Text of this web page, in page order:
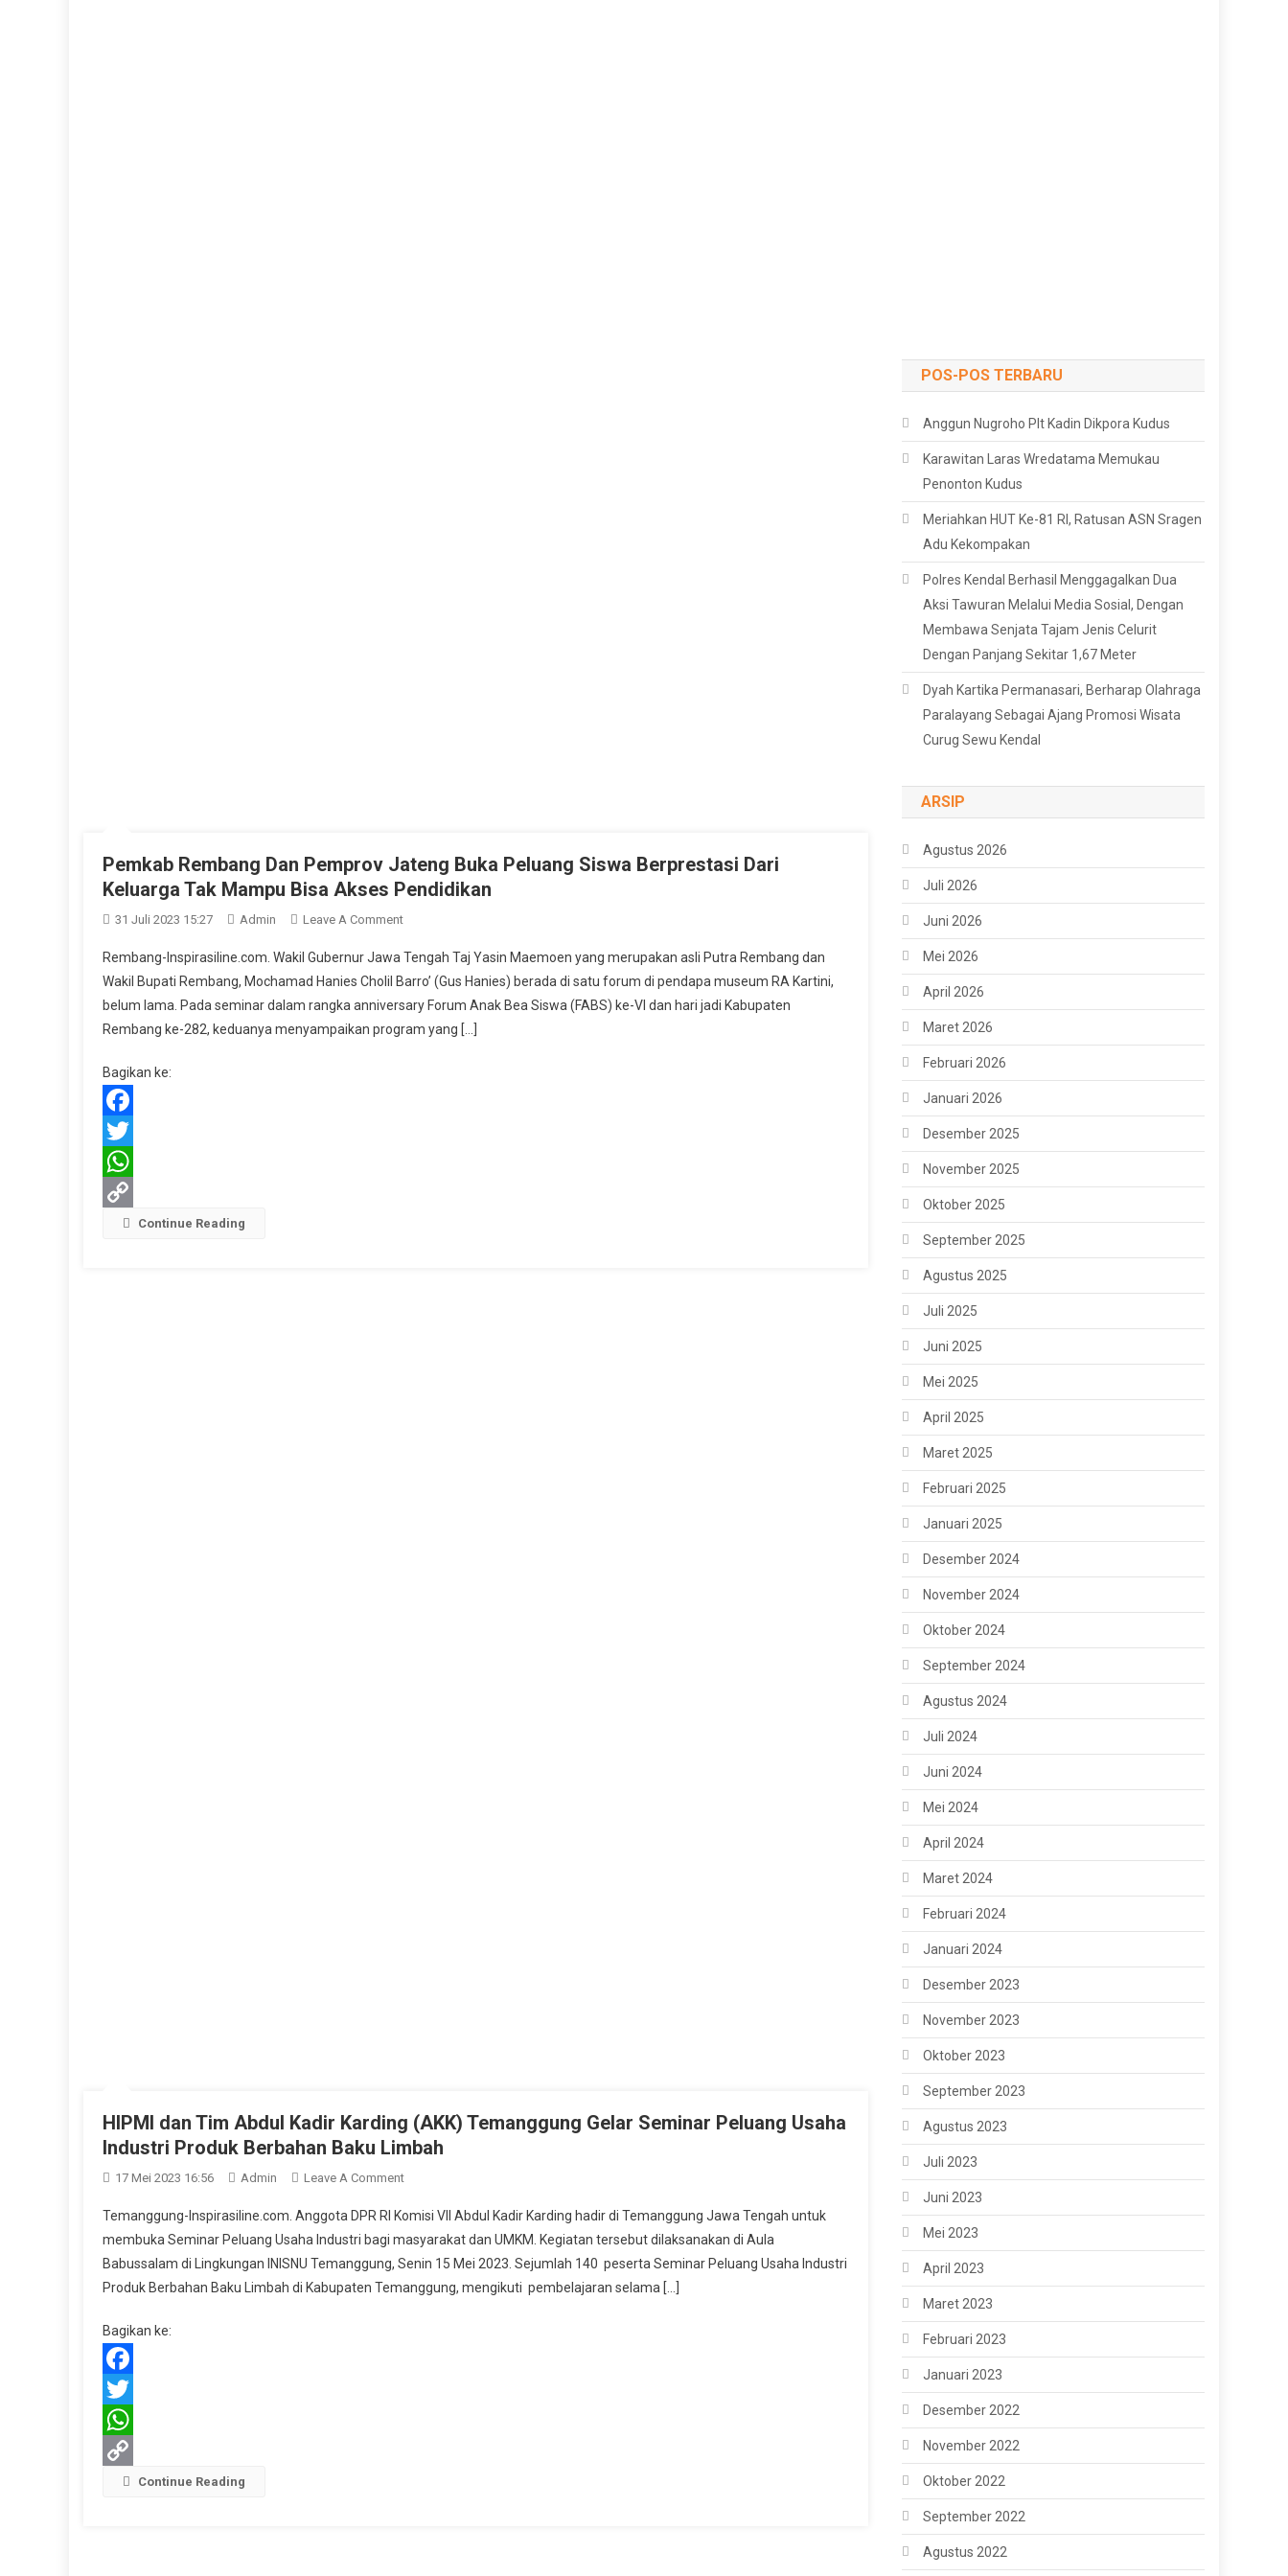
Pemkab Rembang Dan Pemprov Jateng Buka Peluang Siswa Berprestasi Dari
Keluarga Tak Mampu Bisa Akses Pendidikan
31 Juli 2023 15:27 Admin Leave A CommentOn
Rembang
Dan
Pemprov
Jateng
Rembang-Inspirasiline.com. Wakil Gubernur Jawa Tengah Taj Yasin Maemoen yang merupakan asli Putra Rembang dan
Wakil Bupati Rembang, Mochamad Hanies Cholil Barro’ (Gus Hanies) berada di satu forum di pendapa museum RA Kartini,
belum lama. Pada seminar dalam rangka anniversary Forum Anak Bea Siswa (FABS) ke-VI dan hari jadi Kabupaten
Rembang ke-282, keduanya menyampaikan program yang […]
Bagikan ke:
Facebook
Twitter
WhatsApp
Copy
Continue Reading
HIPMI dan Tim Abdul Kadir Karding (AKK) Temanggung Gelar Seminar Peluang Usaha
Industri Produk Berbahan Baku Limbah
17 Mei 2023 16:56 Admin Leave A CommentOn
Dan
Tim
Abdul
Kadir
Temanggung-Inspirasiline.com. Anggota DPR RI Komisi VII Abdul Kadir Karding hadir di Temanggung Jawa Tengah untuk
membuka Seminar Peluang Usaha Industri bagi masyarakat dan UMKM. Kegiatan tersebut dilaksanakan di Aula
Babussalam di Lingkungan INISNU Temanggung, Senin 15 Mei 2023. Sejumlah 140 peserta Seminar Peluang Usaha Industri
Produk Berbahan Baku Limbah di Kabupaten Temanggung, mengikuti pembelajaran selama […]
Bagikan ke:
Facebook
Twitter
WhatsApp
Copy
Continue Reading
POS-POS TERBARU
Anggun Nugroho Plt Kadin Dikpora Kudus
Karawitan Laras Wredatama Memukau
Penonton Kudus
Meriahkan HUT Ke-81 RI, Ratusan ASN Sragen
Adu Kekompakan
Polres Kendal Berhasil Menggagalkan Dua
Aksi Tawuran Melalui Media Sosial, Dengan
Membawa Senjata Tajam Jenis Celurit
Dengan Panjang Sekitar 1,67 Meter
Dyah Kartika Permanasari, Berharap Olahraga
Paralayang Sebagai Ajang Promosi Wisata
Curug Sewu Kendal
ARSIP
Agustus 2026
Juli 2026
Juni 2026
Mei 2026
April 2026
Maret 2026
Februari 2026
Januari 2026
Desember 2025
November 2025
Oktober 2025
September 2025
Agustus 2025
Juli 2025
Juni 2025
Mei 2025
April 2025
Maret 2025
Februari 2025
Januari 2025
Desember 2024
November 2024
Oktober 2024
September 2024
Agustus 2024
Juli 2024
Juni 2024
Mei 2024
April 2024
Maret 2024
Februari 2024
Januari 2024
Desember 2023
November 2023
Oktober 2023
September 2023
Agustus 2023
Juli 2023
Juni 2023
Mei 2023
April 2023
Maret 2023
Februari 2023
Januari 2023
Desember 2022
November 2022
Oktober 2022
September 2022
Agustus 2022